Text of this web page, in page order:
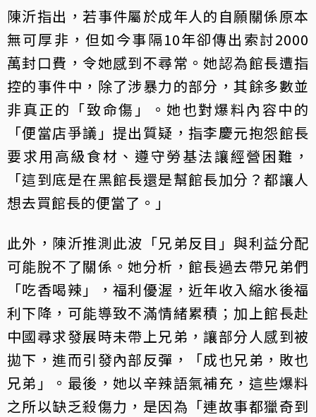
陳沂指出，若事件屬於成年人的自願關係原本
無可厚非，但如今事隔10年卻傳出索討2000
萬封口費，令她感到不尋常。她認為館長遭指
控的事件中，除了涉暴力的部分，其餘多數並
非真正的「致命傷」。她也對爆料內容中的
「便當店爭議」提出質疑，指李慶元抱怨館長
要求用高級食材、遵守勞基法讓經營困難，
「這到底是在黑館長還是幫館長加分？都讓人
想去買館長的便當了。」
此外，陳沂推測此波「兄弟反目」與利益分配
可能脫不了關係。她分析，館長過去帶兄弟們
「吃香喝辣」，福利優渥，近年收入縮水後福
利下降，可能導致不滿情緒累積；加上館長赴
中國尋求發展時未帶上兄弟，讓部分人感到被
拋下，進而引發內部反彈，「成也兄弟，敗也
兄弟」。最後，她以辛辣語氣補充，這些爆料
之所以缺乏殺傷力，是因為「連故事都獵奇到